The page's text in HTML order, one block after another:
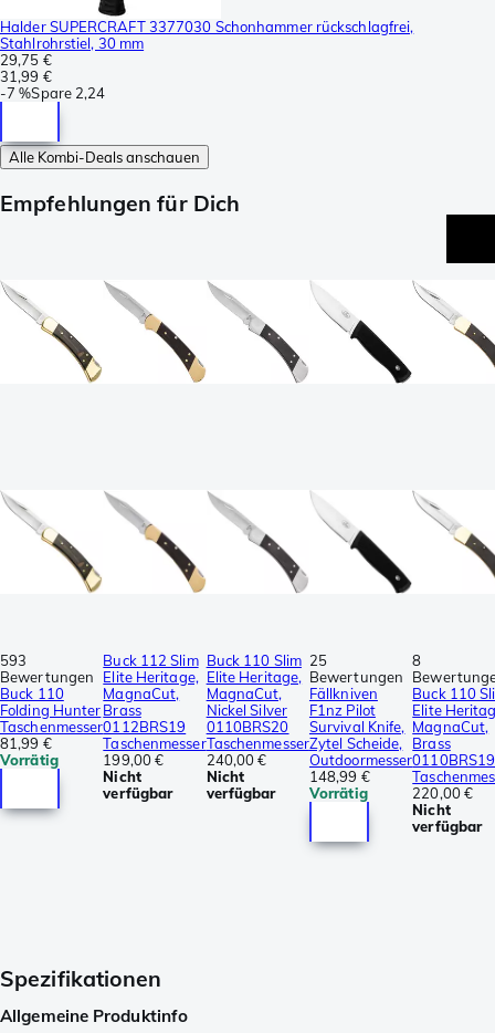
Halder SUPERCRAFT 3377030 Schonhammer rückschlagfrei,
Stahlrohrstiel, 30 mm
29,75 €
31,99 €
-7 %Spare 2,24
Alle Kombi-Deals anschauen
Empfehlungen für Dich
593
Bewertungen
Buck 110
Folding Hunter
Taschenmesser
81,99 €
Vorrätig
Buck 112 Slim
Elite Heritage,
MagnaCut,
Brass
0112BRS19
Taschenmesser
199,00 €
Nicht
verfügbar
Buck 110 Slim
Elite Heritage,
MagnaCut,
Nickel Silver
0110BRS20
Taschenmesser
240,00 €
Nicht
verfügbar
25
Bewertungen
Fällkniven
F1nz Pilot
Survival Knife,
Zytel Scheide,
Outdoormesser
148,99 €
Vorrätig
8
Buck 110
Elite
MagnaCut,
Brass
0110BRS19
220,00 €
Nicht
verfügbar
Spezifikationen
Allgemeine Produktinfo